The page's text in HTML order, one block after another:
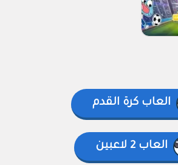
العاب كرة القدم
العاب 2 لاعبين